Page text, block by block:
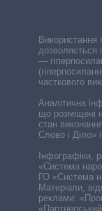
Використання
дозволяється
—
часткового
Аналітична
що розміщені
стан
Слово і Діло»
Інфографіки,
«Система
ГО «Система
Матеріали,
реклами: